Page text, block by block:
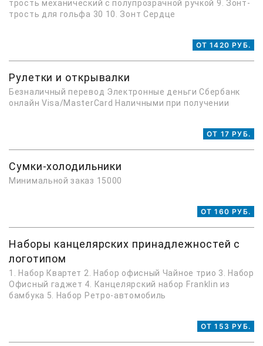
трость механический с полупрозрачной ручкой 9. Зонт-
трость для гольфа 30 10. Зонт Сердце
ОТ 1420 РУБ.
Рулетки и открывалки
Безналичный перевод Электронные деньги Сбербанк
онлайн Visa/MasterCard Наличными при получении
ОТ 17 РУБ.
Сумки-холодильники
Минимальной заказ 15000
ОТ 160 РУБ.
Наборы канцелярских принадлежностей с
логотипом
1. Набор Квартет 2. Набор офисный Чайное трио 3. Набор
Офисный гаджет 4. Канцелярский набор Franklin из
бамбука 5. Набор Ретро-автомобиль
ОТ 153 РУБ.